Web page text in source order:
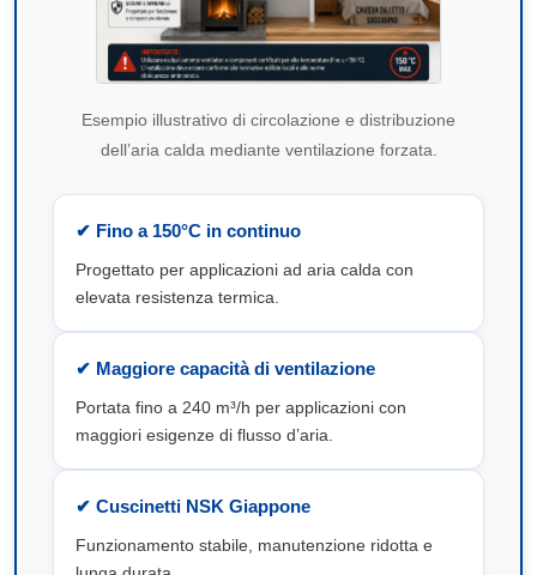
Esempio illustrativo di circolazione e distribuzione
dell’aria calda mediante ventilazione forzata.
✔ Fino a 150°C in continuo
Progettato per applicazioni ad aria calda con
elevata resistenza termica.
✔ Maggiore capacità di ventilazione
Portata fino a 240 m³/h per applicazioni con
maggiori esigenze di flusso d’aria.
✔ Cuscinetti NSK Giappone
Funzionamento stabile, manutenzione ridotta e